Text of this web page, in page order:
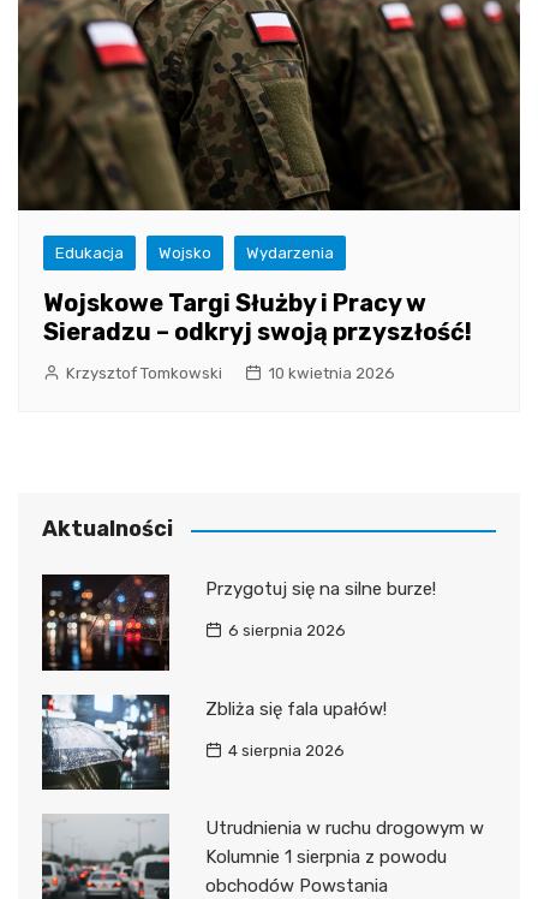
Edukacja Wojsko Wydarzenia
Wojskowe Targi Służby i Pracy w
Sieradzu – odkryj swoją przyszłość!
Krzysztof Tomkowski 10 kwietnia 2026
Aktualności
Przygotuj się na silne burze!
6 sierpnia 2026
Zbliża się fala upałów!
4 sierpnia 2026
Utrudnienia w ruchu drogowym w
Kolumnie 1 sierpnia z powodu
obchodów Powstania